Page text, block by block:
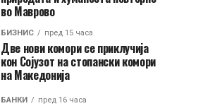
во Маврово
БИЗНИС пред 15 часа
Две нови комори се приклучија
кон Сојузот на стопански комори
на Македонија
БАНКИ пред 16 часа